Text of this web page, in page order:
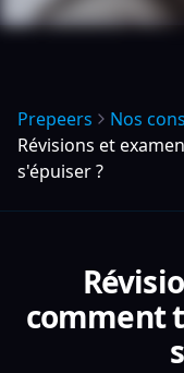
Prepeers Nos
Révisions et
s'épuiser ?
comment